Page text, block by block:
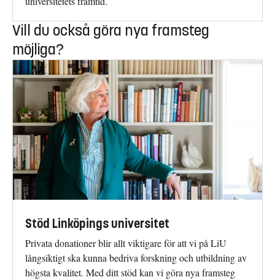
Vill du också göra nya framsteg
möjliga?
Stöd Linköpings universitet
Privata donationer blir allt viktigare för att vi på LiU
långsiktigt ska kunna bedriva forskning och utbildning av
högsta kvalitet. Med ditt stöd kan vi göra nya framsteg